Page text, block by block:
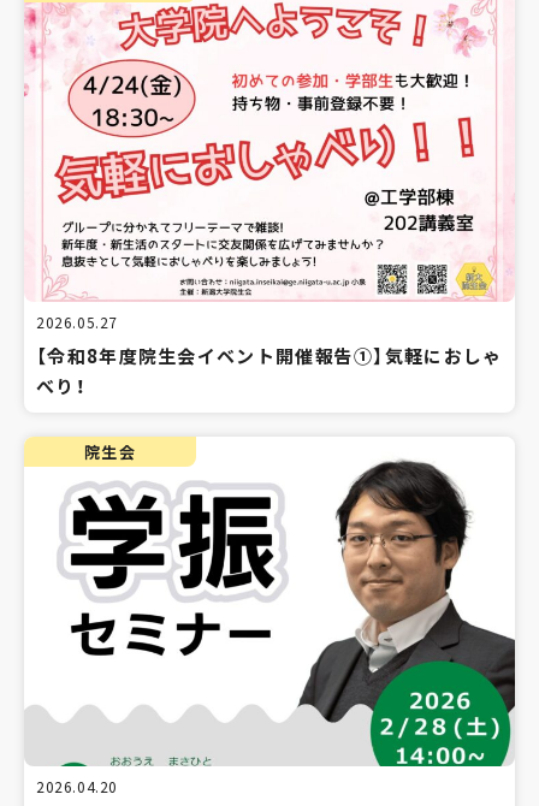
2026.05.27
【令和8年度院生会イベント開催報告①】気軽におしゃ
べり！
院生会
2026.04.20